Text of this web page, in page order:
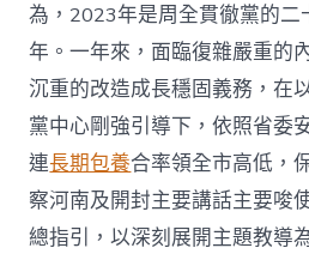
為，2023年是周全貫徹黨的二
年。一年來，面臨復雜嚴重的
沉重的改造成長穩固義務，在
黨中心剛強引導下，依照省委
連長期包養合率領全市高低，
察河南及開封主要講話主要唆
總指引，以深刻展開主題教導